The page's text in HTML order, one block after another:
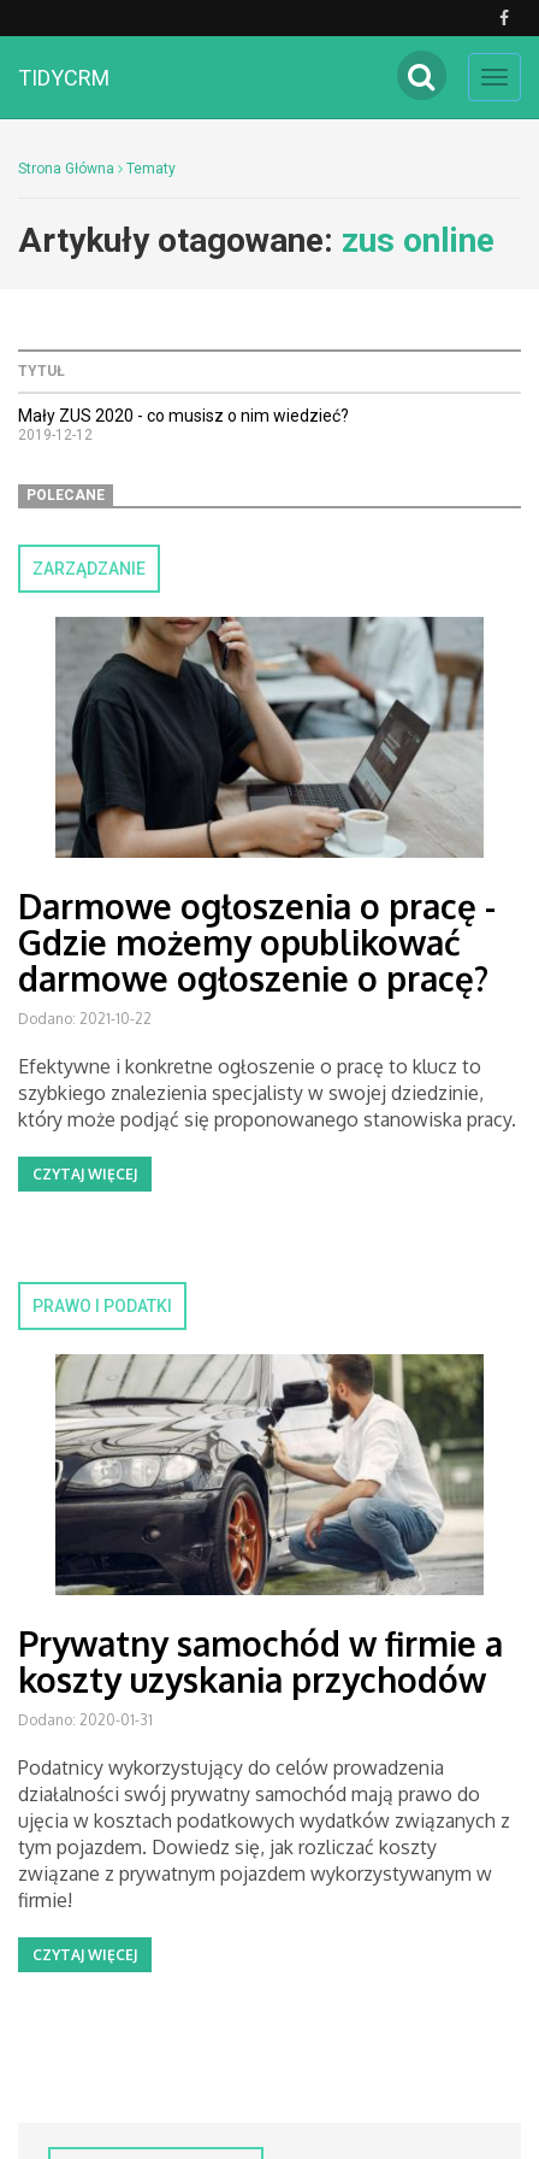
TIDYCRM
Strona Główna Tematy
Artykuły otagowane: zus online
TYTUŁ
Mały ZUS 2020 - co musisz o nim wiedzieć?
2019-12-12
POLECANE
ZARZĄDZANIE
Darmowe ogłoszenia o pracę -
Gdzie możemy opublikować
darmowe ogłoszenie o pracę?
Dodano: 2021-10-22
Efektywne i konkretne ogłoszenie o pracę to klucz to
szybkiego znalezienia specjalisty w swojej dziedzinie,
który może podjąć się proponowanego stanowiska pracy.
CZYTAJ WIĘCEJ
PRAWO I PODATKI
Prywatny samochód w firmie a
koszty uzyskania przychodów
Dodano: 2020-01-31
Podatnicy wykorzystujący do celów prowadzenia
działalności swój prywatny samochód mają prawo do
ujęcia w kosztach podatkowych wydatków związanych z
tym pojazdem. Dowiedz się, jak rozliczać koszty
związane z prywatnym pojazdem wykorzystywanym w
firmie!
CZYTAJ WIĘCEJ